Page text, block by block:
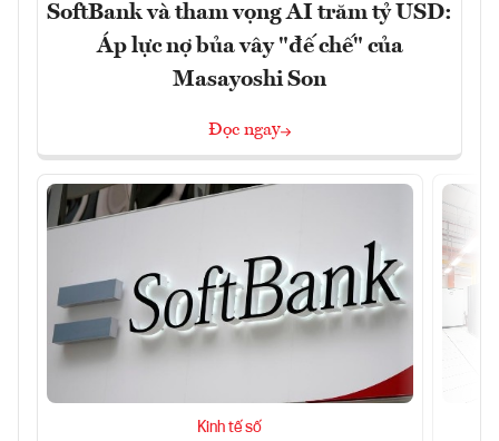
SoftBank và tham vọng AI trăm tỷ USD:
Áp lực nợ bủa vây "đế chế" của
Masayoshi Son
Đọc ngay
Kinh tế số